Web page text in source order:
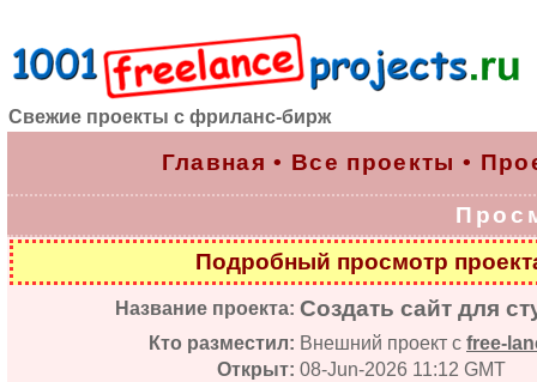
Свежие проекты с фриланс-бирж
Главная • Все проекты •
Подробный просмотр
Название проекта: Создать сайт для
Кто разместил: Внешний проект с free-
Открыт: 08-Jun-2026 11:12 GMT